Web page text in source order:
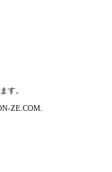
す。
ZE.COM